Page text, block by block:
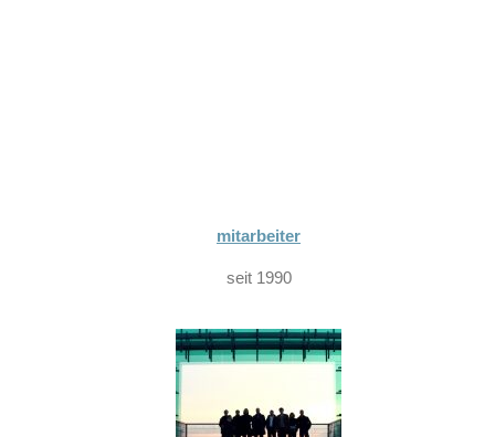
mitarbeiter
seit 1990